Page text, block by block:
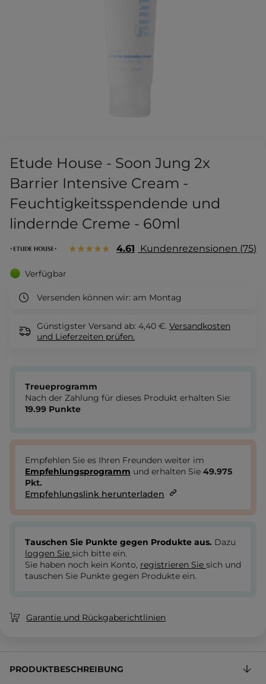
Etude House - Soon Jung 2x
Barrier Intensive Cream -
Feuchtigkeitsspendende und
lindernde Creme - 60ml
4.61 Kundenrezensionen 75
Verfügbar
Versenden können wir: am Montag
Günstigster Versand ab: 4,40 €. Versandkosten
und Lieferzeiten prüfen.
Treueprogramm
Nach der Zahlung für dieses Produkt erhalten Sie:
19.99 Punkte
Empfehlen Sie es Ihren Freunden weiter im
Empfehlungsprogramm und erhalten Sie 49.975
Pkt.
Empfehlungslink herunterladen
Tauschen Sie Punkte gegen Produkte aus. Dazu
loggen Sie sich bitte ein.
Sie haben noch kein Konto, registrieren Sie sich und
tauschen Sie Punkte gegen Produkte ein.
Garantie und Rückgaberichtlinien
PRODUKTBESCHREIBUNG